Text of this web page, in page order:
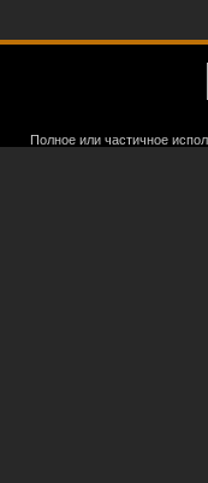
Полное или частичное